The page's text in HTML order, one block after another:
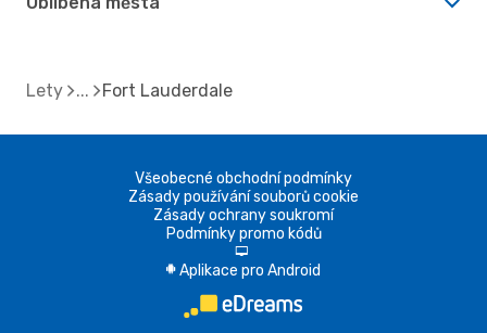
Lety Fort Lauderdale
Všeobecné obchodní podmínky
Zásady používání souborů cookie
Zásady ochrany soukromí
Podmínky promo kódů
d
A Aplikace pro Android